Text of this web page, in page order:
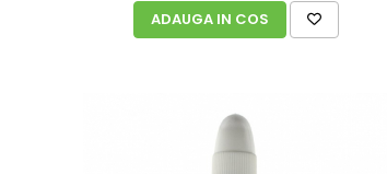
ADAUGA IN COS